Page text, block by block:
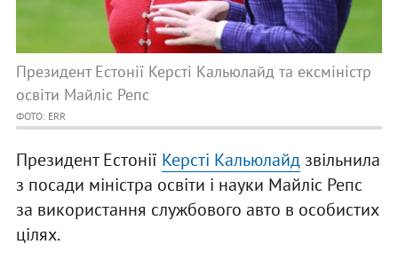
Президент Естонії Керсті Кальюлайд та ексміністр
освіти Майліс Репс
ФОТО: ERR
Президент Естонії Керсті Кальюлайдзвільнила
з посади міністра освіти і науки Майліс Репс
за використання службового авто в особистих
цілях.